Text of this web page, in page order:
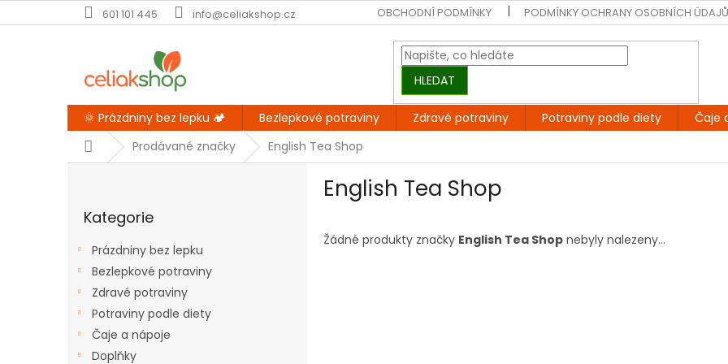
na
601 101 445 info@celiakshop.cz OBCHODNÍ PODMÍNKY PODMÍNKY OCHRANY OSOBNÍCH ÚDAJŮ
HLEDAT
🌞 Prázdniny bez lepku 🏕️ Bezlepkové potraviny Zdravé potraviny Potraviny podle diety Čaje
DomůProdávané značky English Tea Shop
kategorie
Kategorie
Prázdniny bez lepku
Bezlepkové potraviny
Zdravé potraviny
Potraviny podle diety
Čaje a nápoje
Doplňky
English Tea Shop
Žádné produkty značky English Tea Shop nebyly nalezeny...